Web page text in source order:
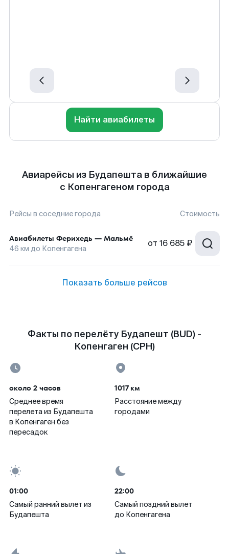
Найти авиабилеты
Авиарейсы из Будапешта в ближайшие
с Копенгагеном города
Рейсы в соседние города Стоимость
Авиабилеты Ферихедь — Мальмё
46 км до Копенгагена от 16 685 ₽
Показать больше рейсов
Факты по перелёту Будапешт (BUD) -
Копенгаген (CPH)
около 2 часов
Среднее время
перелета из Будапешта
в Копенгаген без
пересадок
1017 км
Расстояние между
городами
01:00
Самый ранний вылет из
Будапешта
22:00
Самый поздний вылет
до Копенгагена